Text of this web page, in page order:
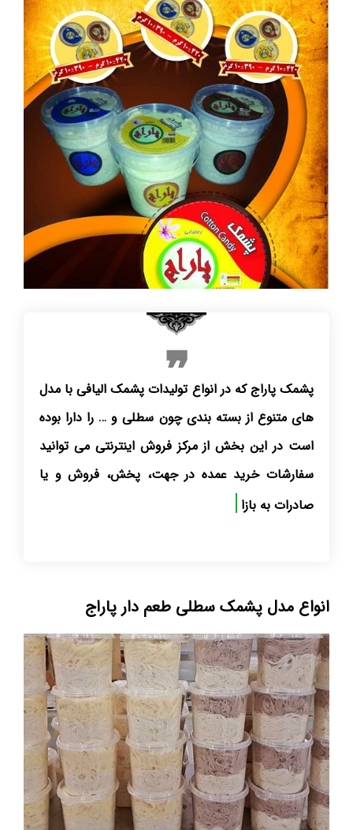
پشمک پاراج که در انواع تولیدات پشمک الیافی با مدل
های متنوع از بسته بندی چون سطلی و … را دارا بوده
است در این بخش از مرکز فروش اینترنتی می توانید
سفارشات خرید عمده در جهت، پخش، فروش و یا
صادرات به بازارهای جهانی
انواع مدل پشمک سطلی طعم دار پاراج